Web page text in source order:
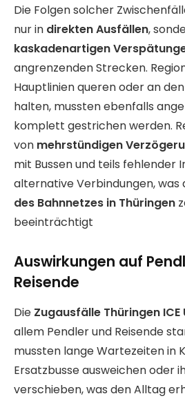
Die Folgen solcher
nur in direkten Ausfällen,
kaskadenartigen
angrenzenden Strecken.
Hauptlinien queren oder an
halten, mussten ebenfalls
komplett gestrichen werden.
von mehrstündigen
mit Bussen und teils fehlender
alternative Verbindungen, was
des Bahnnetzes in Thüringen
beeinträchtigt
Auswirkungen auf
Reisende
Die Zugausfälle Thüringen ICE
allem Pendler und Reisende
mussten lange Wartezeiten in
Ersatzbusse ausweichen oder
verschieben, was den Alltag